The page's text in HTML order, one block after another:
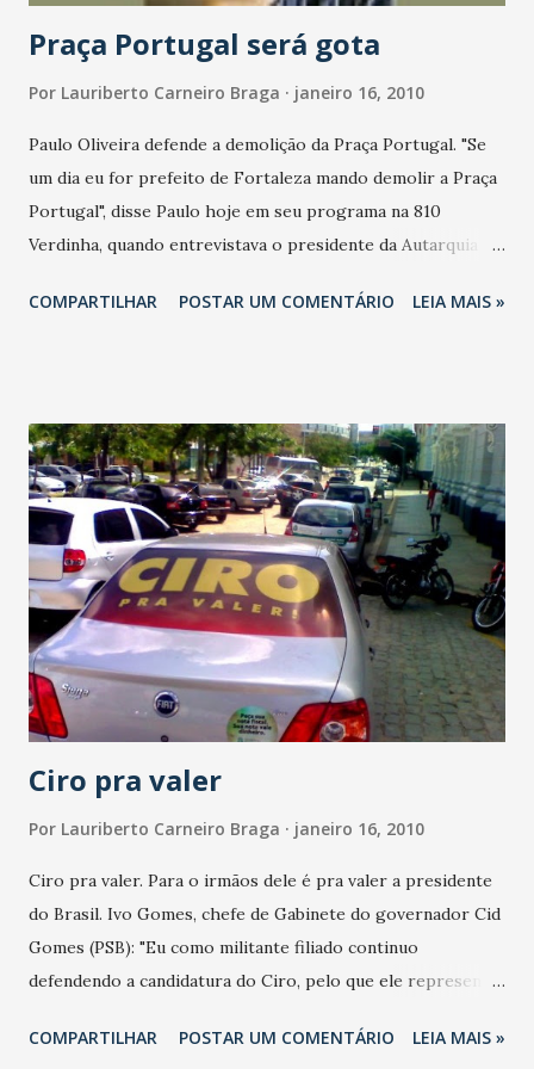
Praça Portugal será gota
Por Lauriberto Carneiro Braga janeiro 16, 2010
Paulo Oliveira defende a demolição da Praça Portugal. "Se
um dia eu for prefeito de Fortaleza mando demolir a Praça
Portugal", disse Paulo hoje em seu programa na 810
Verdinha, quando entrevistava o presidente da Autarquia
presidente da AMC revelou que a Praça não será demolida,
contemplativa, não tem acesso para os pedestres. Então
quando ela foi construída a realidade era outra. Ele tem
tempo de vida. A solução então que entramos para o
tráfego na área é uma solução de nível e não subterrânea,
nem demolição", disse em primeira mão Fernando Bezerra
no Programa Paulo Oliveira, que teve perguntas também de
Tom Barros e Valter (Eletrônica Apollo). Fernando Bezerra
informou ainda na Verdinha: Bezerra de Menezes terá
paradas de ônibus no canteiro central, a exemplo de São ...
COMPARTILHAR POSTAR UM COMENTÁRIO LEIA MAIS »
Ciro pra valer
Por Lauriberto Carneiro Braga janeiro 16, 2010
Ciro pra valer. Para o irmãos dele é pra valer a presidente
do Brasil. Ivo Gomes, chefe de Gabinete do governador Cid
Gomes (PSB): "Eu como militante filiado continuo
defendendo a candidatura do Ciro, pelo que ele representa,
competência que ele já demonstrou por onde ele passou,
COMPARTILHAR POSTAR UM COMENTÁRIO LEIA MAIS »